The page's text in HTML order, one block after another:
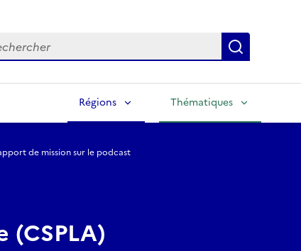
Régions Thématiques
de mission sur le podcast